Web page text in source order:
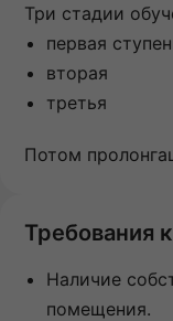
Три стадии
первая
вторая
третья
Потом
Требования
Наличие
помещения.